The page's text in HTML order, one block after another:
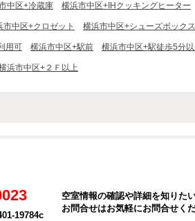
中区+冷蔵庫 横浜市中区+IHクッキングヒーター
市中区+クロゼット 横浜市中区+シューズボックス
用可 横浜市中区+駅前 横浜市中区+駅徒歩5分
浜市中区+２Ｆ以上
19784c
空室情報の確認や詳細を知りた
お問合せはお気軽にお問合せく